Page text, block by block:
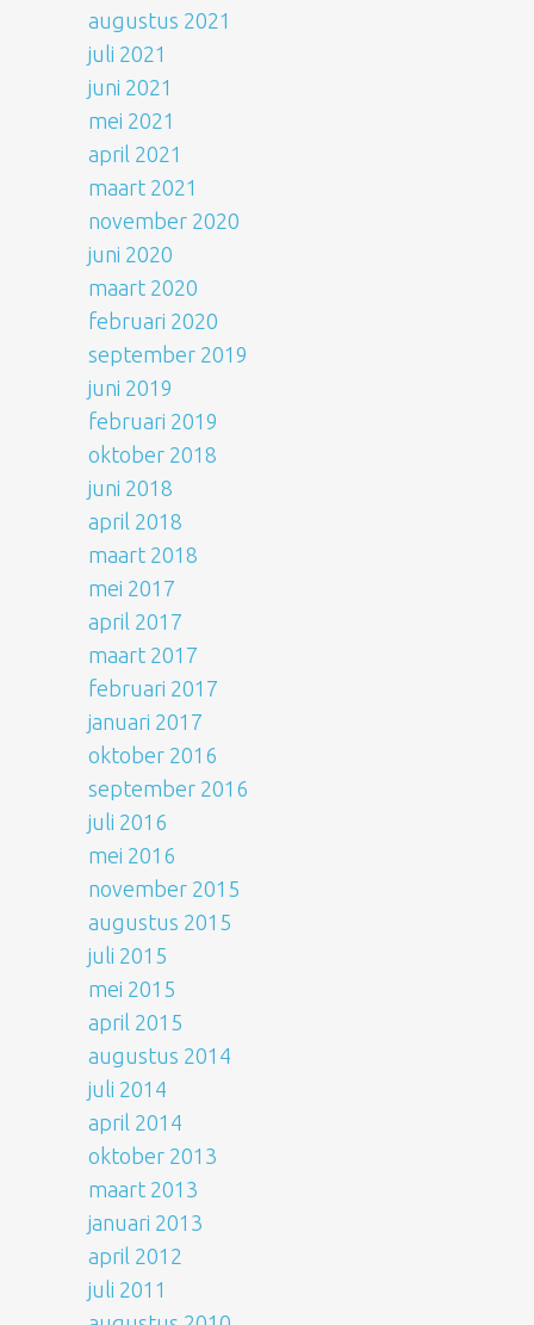
augustus 2021
juli 2021
juni 2021
mei 2021
april 2021
maart 2021
november 2020
juni 2020
maart 2020
februari 2020
september 2019
juni 2019
februari 2019
oktober 2018
juni 2018
april 2018
maart 2018
mei 2017
april 2017
maart 2017
februari 2017
januari 2017
oktober 2016
september 2016
juli 2016
mei 2016
november 2015
augustus 2015
juli 2015
mei 2015
april 2015
augustus 2014
juli 2014
april 2014
oktober 2013
maart 2013
januari 2013
april 2012
juli 2011